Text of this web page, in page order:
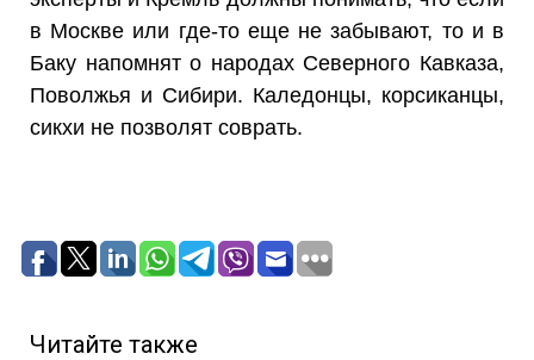
в Москве или где-то еще не забывают, то и в
Баку напомнят о народах Северного Кавказа,
Поволжья и Сибири. Каледонцы, корсиканцы,
сикхи не позволят соврать.
Читайте также